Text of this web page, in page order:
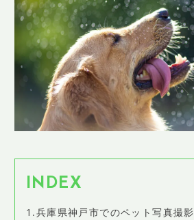
SHOP INFO
店舗情報
CONCEPT
コンセプト
CONTACT
お問い合わせ
アクセス
INDEX
1.兵庫県神戸市でのペット写真撮影